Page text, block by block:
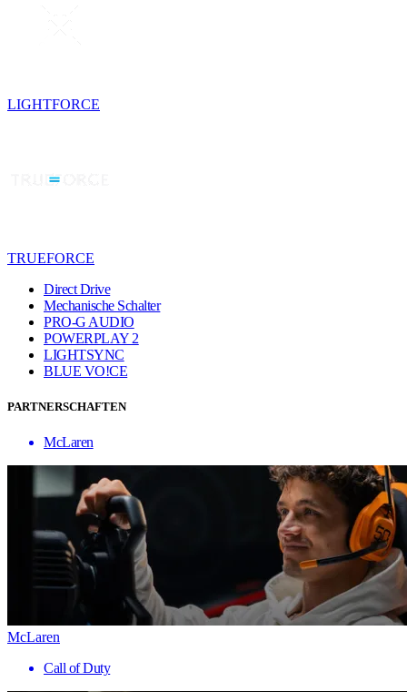
LIGHTFORCE
TRUEFORCE
Direct Drive
Mechanische Schalter
PRO-G AUDIO
POWERPLAY 2
LIGHTSYNC
BLUE VO!CE
PARTNERSCHAFTEN
McLaren
McLaren
Call of Duty